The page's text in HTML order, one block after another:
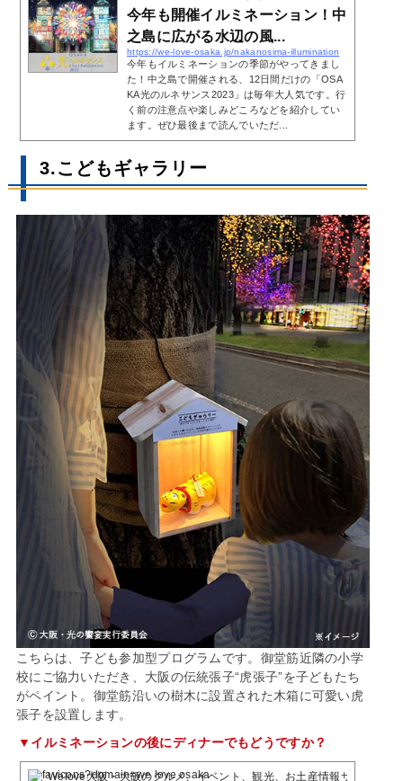
今年も開催イルミネーション！中
之島に広がる水辺の風...
https://we-love-osaka.jp/nakanosima-illumination
今年もイルミネーションの季節がやってきまし
た！中之島で開催される、12日間だけの「OSA
KA光のルネサンス2023」は毎年大人気です。行
く前の注意点や楽しみどころなどを紹介してい
ます。ぜひ最後まで読んでいただ...
3.こどもギャラリー
こちらは、子ども参加型プログラムです。御堂筋近隣の小学
校にご協力いただき、大阪の伝統張子“虎張子”を子どもたち
がペイント。御堂筋沿いの樹木に設置された木箱に可愛い虎
張子を設置します。
▼イルミネーションの後にディナーでもどうですか？
Welove大阪・大阪のグルメ、イベント、観光、お土産情報サイト